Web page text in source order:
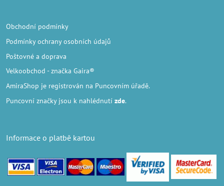
Obchodní podmínky
Podmínky ochrany osobních údajů
Poštovné a doprava
Velkoobchod - značka Gaira®
AmiraShop je registrován na Puncovním úřadě.
Puncovní značkyjsou k nahlédnutí zde.
Informace o platbě kartou